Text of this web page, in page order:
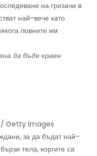
на гризачи в
най-вече като
ловните им
да бъде краен
/ Getty Images
за да бъдат най-
тела, коргите са